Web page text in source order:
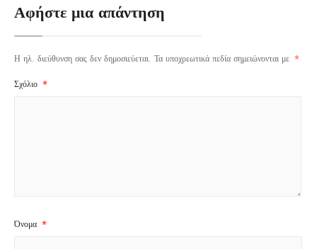
Αφήστε μια απάντηση
Η ηλ. διεύθυνση σας δεν δημοσιεύεται. Τα υποχρεωτικά πεδία σημειώνονται με *
Σχόλιο *
Όνομα *